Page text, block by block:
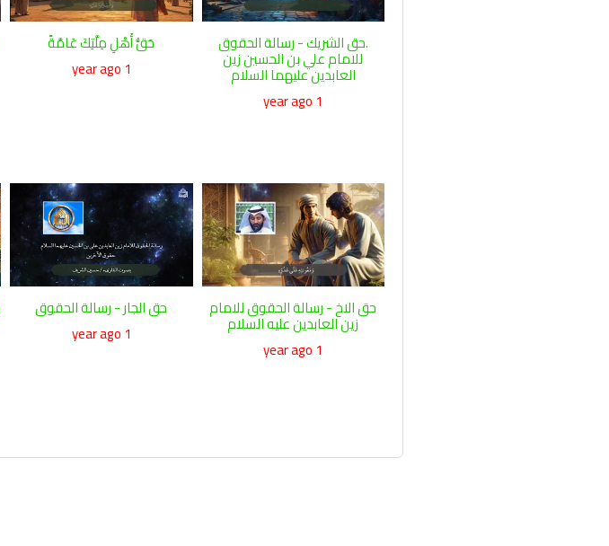
.حق الشريك - رسالة الحقوق
للامام علي بن الحسين زين
العابدين عليهما السلام
1 year ago
حَقُّ أَهْلِ مِلَّتِكَ عَامَّةً
1 year ago
حق الاخ - رسالة الحقوق للامام
زين العابدين عليه السلام
1 year ago
حق الجار - رسالة الحقوق
1 year ago